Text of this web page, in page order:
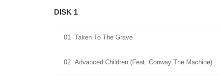
DISK 1
01 Taken To The Grave
02 Advanced Children (Feat. Conway The Machine)